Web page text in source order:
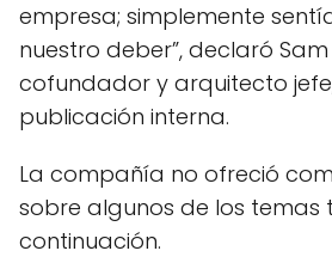
empresa; simplemente
nuestro deber”, declaró Sam
cofundador y arquitecto
publicación interna.
La compañía no ofreció
sobre algunos de los temas
continuación.